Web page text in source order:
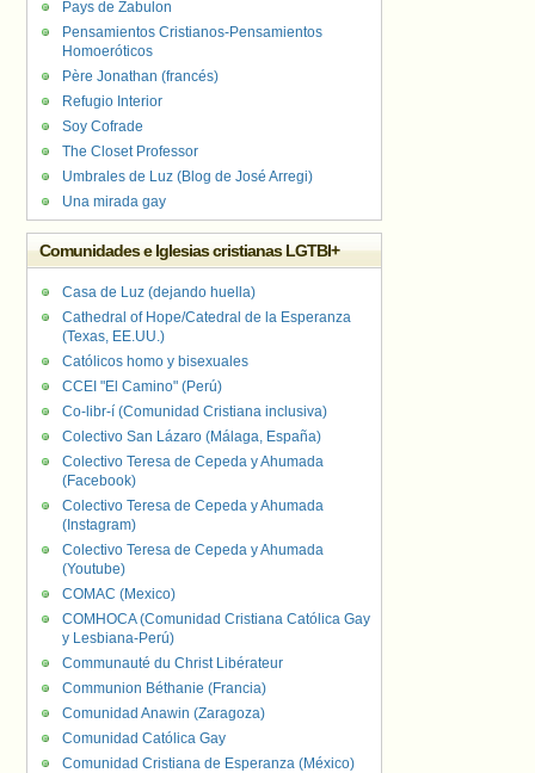
Pays de Zabulon
Pensamientos Cristianos-Pensamientos
Homoeróticos
Père Jonathan (francés)
Refugio Interior
Soy Cofrade
The Closet Professor
Umbrales de Luz (Blog de José Arregi)
Una mirada gay
Comunidades e Iglesias cristianas LGTBI+
Casa de Luz (dejando huella)
Cathedral of Hope/Catedral de la Esperanza
(Texas, EE.UU.)
Católicos homo y bisexuales
CCEI "El Camino" (Perú)
Co-libr-í (Comunidad Cristiana inclusiva)
Colectivo San Lázaro (Málaga, España)
Colectivo Teresa de Cepeda y Ahumada
(Facebook)
Colectivo Teresa de Cepeda y Ahumada
(Instagram)
Colectivo Teresa de Cepeda y Ahumada
(Youtube)
COMAC (Mexico)
COMHOCA (Comunidad Cristiana Católica Gay
y Lesbiana-Perú)
Communauté du Christ Libérateur
Communion Béthanie (Francia)
Comunidad Anawin (Zaragoza)
Comunidad Católica Gay
Comunidad Cristiana de Esperanza (México)